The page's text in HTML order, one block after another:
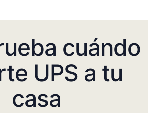
cuándo
UPS a tu
casa